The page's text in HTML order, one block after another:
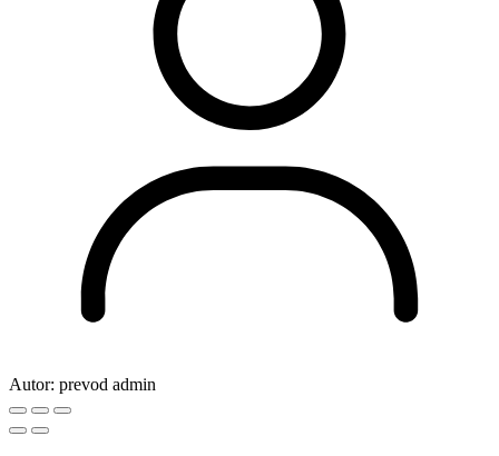
Autor: prevod admin